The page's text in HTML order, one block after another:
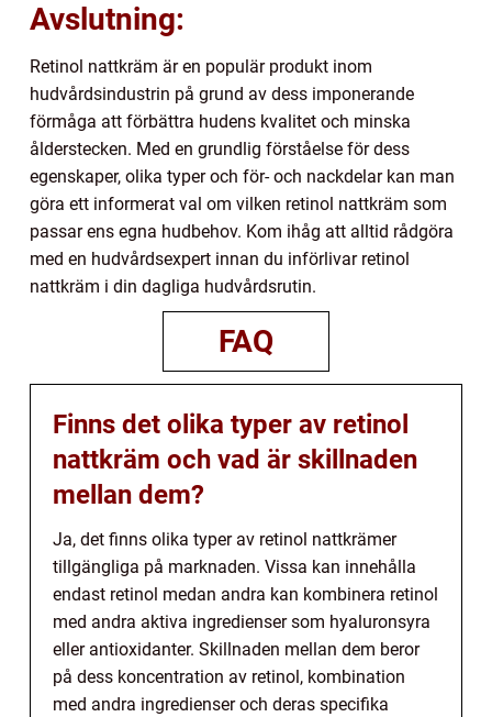
Avslutning:
Retinol nattkräm är en populär produkt inom
hudvårdsindustrin på grund av dess imponerande
förmåga att förbättra hudens kvalitet och minska
ålderstecken. Med en grundlig förståelse för dess
egenskaper, olika typer och för- och nackdelar kan man
göra ett informerat val om vilken retinol nattkräm som
passar ens egna hudbehov. Kom ihåg att alltid rådgöra
med en hudvårdsexpert innan du införlivar retinol
nattkräm i din dagliga hudvårdsrutin.
FAQ
Finns det olika typer av retinol
nattkräm och vad är skillnaden
mellan dem?
Ja, det finns olika typer av retinol nattkrämer
tillgängliga på marknaden. Vissa kan innehålla
endast retinol medan andra kan kombinera retinol
med andra aktiva ingredienser som hyaluronsyra
eller antioxidanter. Skillnaden mellan dem beror
på dess koncentration av retinol, kombination
med andra ingredienser och deras specifika